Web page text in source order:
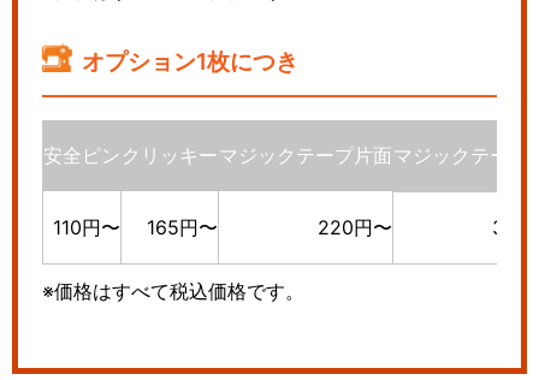
オプション1枚につき
安全ピン クリッキーマジックテープ片面マジックテープ
110円〜 165円〜 220円〜 330
※価格はすべて税込価格です。